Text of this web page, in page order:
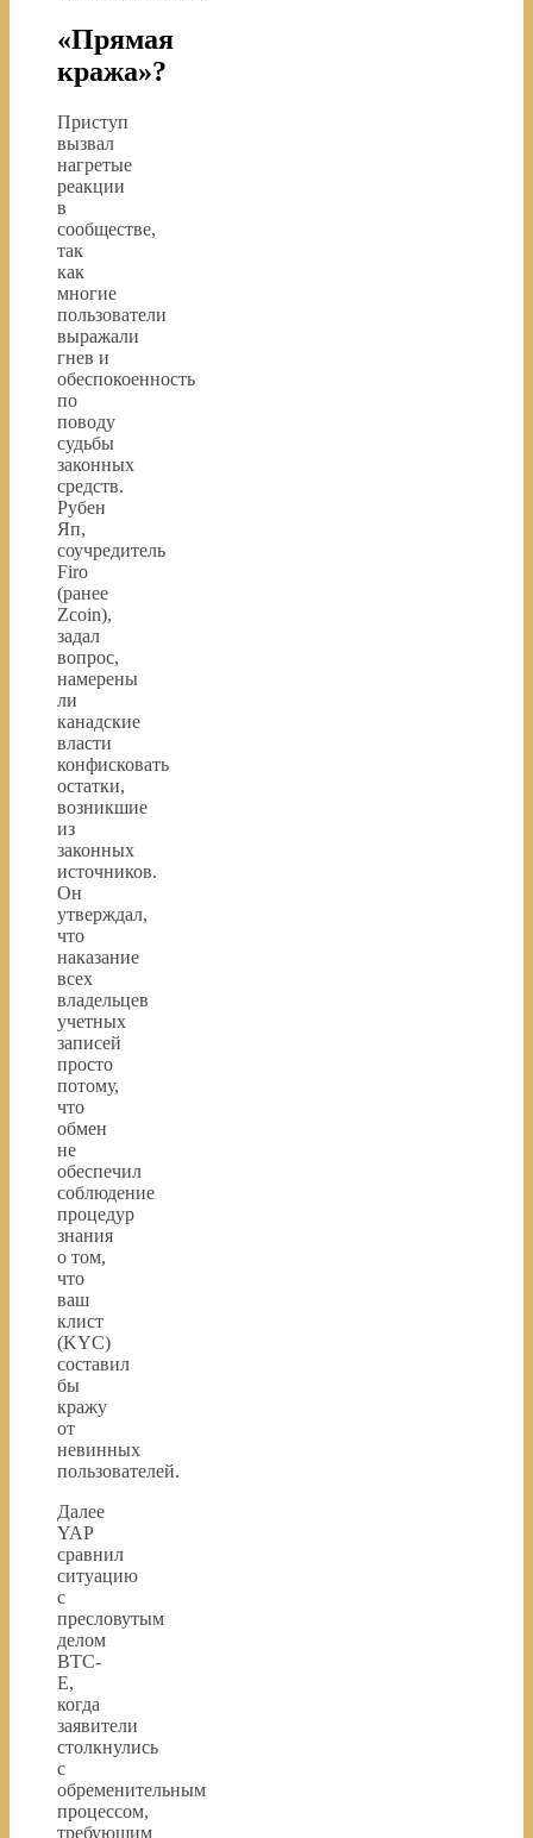
«Прямая
кража»?
Приступ
вызвал
нагретые
реакции
в
сообществе,
так
как
многие
пользователи
выражали
гнев и
обеспокоенность
по
поводу
судьбы
законных
средств.
Рубен
Яп,
соучредитель
Firo
(ранее
Zcoin),
задал
вопрос,
намерены
ли
канадские
власти
конфисковать
остатки,
возникшие
из
законных
источников.
Он
утверждал,
что
наказание
всех
владельцев
учетных
записей
просто
потому,
что
обмен
не
обеспечил
соблюдение
процедур
знания
о том,
что
ваш
клист
(KYC)
составил
бы
кражу
от
невинных
пользователей.
Далее
YAP
сравнил
ситуацию
с
пресловутым
делом
BTC-
E,
когда
заявители
столкнулись
с
обременительным
процессом,
требующим